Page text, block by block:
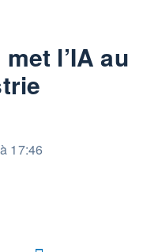
l’IA au
17:46